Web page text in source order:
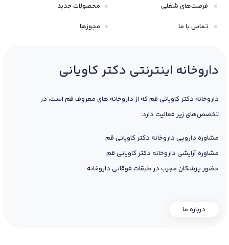
فرصت‌های شغلی
تماس با ما
محصولات جدید
مجوزها
داروخانه اینترنتی دکتر کاویانی
داروخانه دکتر کاویانی قم که از داروخانه های معروف قم است، در
تخصص‌های زیر فعالیت دارد:
مشاوره دارویی داروخانه دکتر کاویانی قم
مشاوره آرایشی داروخانه دکتر کاویانی قم
حضور پزشکان مجرب در طبقات فوقانی داروخانه
درباره ما